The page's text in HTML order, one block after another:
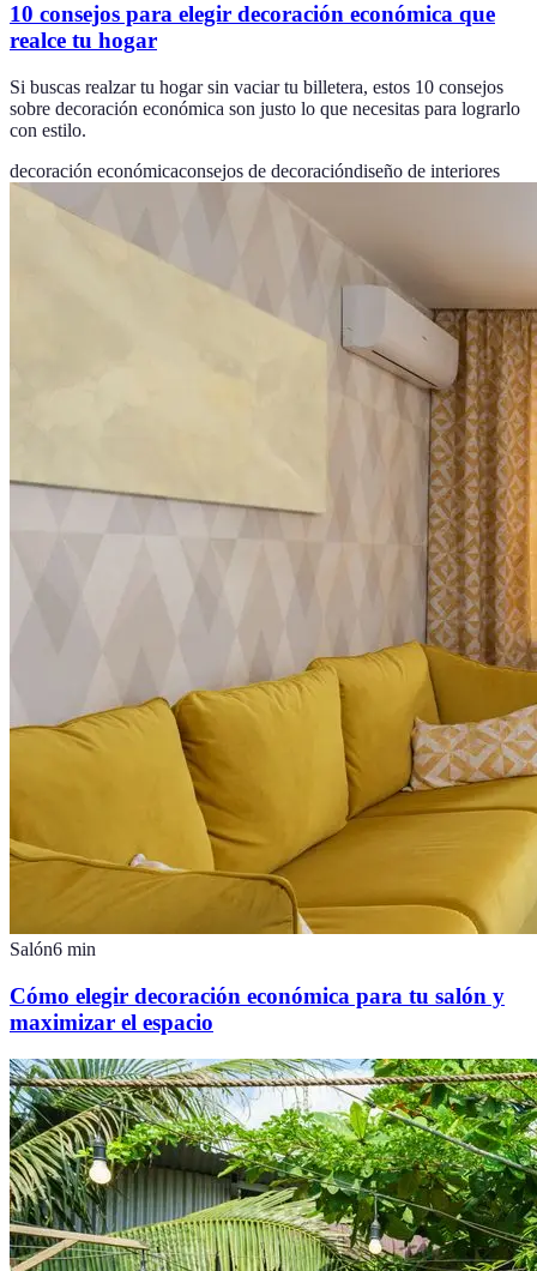
10 consejos para elegir decoración económica que
realce tu hogar
Si buscas realzar tu hogar sin vaciar tu billetera, estos 10 consejos
sobre decoración económica son justo lo que necesitas para lograrlo
con estilo.
decoración económicaconsejos de decoracióndiseño de interiores
Salón6 min
Cómo elegir decoración económica para tu salón y
maximizar el espacio